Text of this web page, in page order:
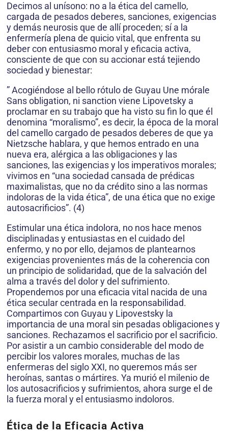
Decimos al unísono: no a la ética del camello,
cargada de pesados deberes, sanciones, exigencias
y demás neurosis que de allí proceden; sí a la
enfermería plena de quicio vital, que enfrenta su
deber con entusiasmo moral y eficacia activa,
consciente de que con su accionar está tejiendo
sociedad y bienestar:
” Acogiéndose al bello rótulo de Guyau Une mórale
Sans obligation, ni sanction viene Lipovetsky a
proclamar en su trabajo que ha visto su fin lo que él
denomina “moralismo”, es decir, la época de la moral
del camello cargado de pesados deberes de que ya
Nietzsche hablara, y que hemos entrado en una
nueva era, alérgica a las obligaciones y las
sanciones, las exigencias y los imperativos morales;
vivimos en “una sociedad cansada de prédicas
maximalistas, que no da crédito sino a las normas
indoloras de la vida ética”, de una ética que no exige
autosacrificios”. (4)
Estimular una ética indolora, no nos hace menos
disciplinadas y entusiastas en el cuidado del
enfermo, y no por ello, dejamos de plantearnos
exigencias provenientes más de la coherencia con
un principio de solidaridad, que de la salvación del
alma a través del dolor y del sufrimiento.
Propendemos por una eficacia vital nacida de una
ética secular centrada en la responsabilidad.
Compartimos con Guyau y Lipovestsky la
importancia de una moral sin pesadas obligaciones y
sanciones. Rechazamos el sacrificio por el sacrificio.
Por asistir a un cambio considerable del modo de
percibir los valores morales, muchas de las
enfermeras del siglo XXI, no queremos más ser
heroínas, santas o mártires. Ya murió el milenio de
los autosacrificios y sufrimientos, ahora surge el de
la fuerza moral y el entusiasmo indoloros.
Ética de la Eficacia Activa